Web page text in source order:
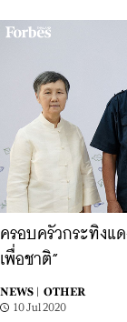
ครอบครัวกระทิงแ
เพื่อชาติ”
NEWS |
OTHER
10 Jul 2020